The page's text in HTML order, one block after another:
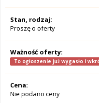
Stan, rodzaj:
Proszę o oferty
Ważność oferty:
To ogłoszenie już wygasło i
Cena:
Nie podano ceny